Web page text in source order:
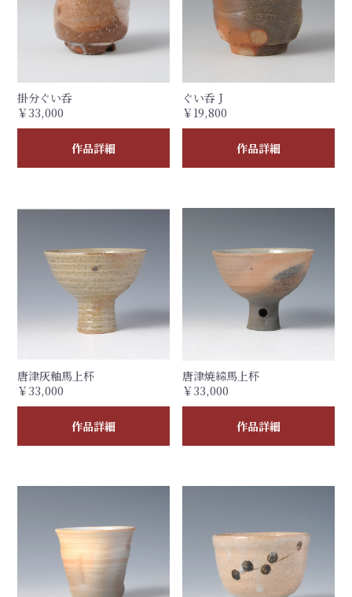
掛分ぐい呑
￥33,000
作品詳細
ぐい呑 J
￥19,800
作品詳細
唐津灰釉馬上杯
￥33,000
作品詳細
唐津焼締馬上杯
￥33,000
作品詳細